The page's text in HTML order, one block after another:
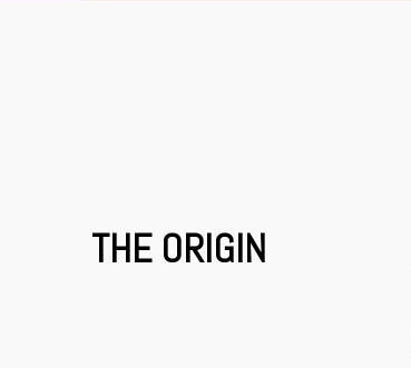
THE ORIGIN